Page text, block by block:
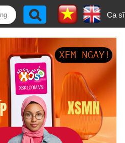
Ca sĩ